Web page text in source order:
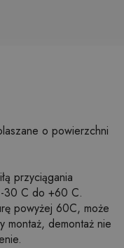
o powierzchni
przyciągania
30 C do +60 C.
powyżej 60C, może
montaż, demontaż nie